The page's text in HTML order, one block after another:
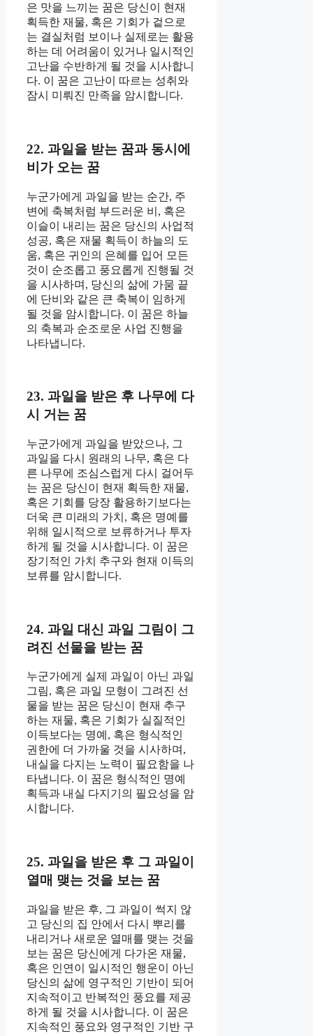
은 맛을 느끼는 꿈은 당신이 현재
획득한 재물, 혹은 기회가 겉으로
는 결실처럼 보이나 실제로는 활용
하는 데 어려움이 있거나 일시적인
고난을 수반하게 될 것을 시사합니
다. 이 꿈은 고난이 따르는 성취와
잠시 미뤄진 만족을 암시합니다.
22. 과일을 받는 꿈과 동시에
비가 오는 꿈
누군가에게 과일을 받는 순간, 주
변에 축복처럼 부드러운 비, 혹은
이슬이 내리는 꿈은 당신의 사업적
성공, 혹은 재물 획득이 하늘의 도
움, 혹은 귀인의 은혜를 입어 모든
것이 순조롭고 풍요롭게 진행될 것
을 시사하며, 당신의 삶에 가뭄 끝
에 단비와 같은 큰 축복이 임하게
될 것을 암시합니다. 이 꿈은 하늘
의 축복과 순조로운 사업 진행을
나타냅니다.
23. 과일을 받은 후 나무에 다
시 거는 꿈
누군가에게 과일을 받았으나, 그
과일을 다시 원래의 나무, 혹은 다
른 나무에 조심스럽게 다시 걸어두
는 꿈은 당신이 현재 획득한 재물,
혹은 기회를 당장 활용하기보다는
더욱 큰 미래의 가치, 혹은 명예를
위해 일시적으로 보류하거나 투자
하게 될 것을 시사합니다. 이 꿈은
장기적인 가치 추구와 현재 이득의
보류를 암시합니다.
24. 과일 대신 과일 그림이 그
려진 선물을 받는 꿈
누군가에게 실제 과일이 아닌 과일
그림, 혹은 과일 모형이 그려진 선
물을 받는 꿈은 당신이 현재 추구
하는 재물, 혹은 기회가 실질적인
이득보다는 명예, 혹은 형식적인
권한에 더 가까울 것을 시사하며,
내실을 다지는 노력이 필요함을 나
타냅니다. 이 꿈은 형식적인 명예
획득과 내실 다지기의 필요성을 암
시합니다.
25. 과일을 받은 후 그 과일이
열매 맺는 것을 보는 꿈
과일을 받은 후, 그 과일이 썩지 않
고 당신의 집 안에서 다시 뿌리를
내리거나 새로운 열매를 맺는 것을
보는 꿈은 당신에게 다가온 재물,
혹은 인연이 일시적인 행운이 아닌
당신의 삶에 영구적인 기반이 되어
지속적이고 반복적인 풍요를 제공
하게 될 것을 시사합니다. 이 꿈은
지속적인 풍요와 영구적인 기반 구